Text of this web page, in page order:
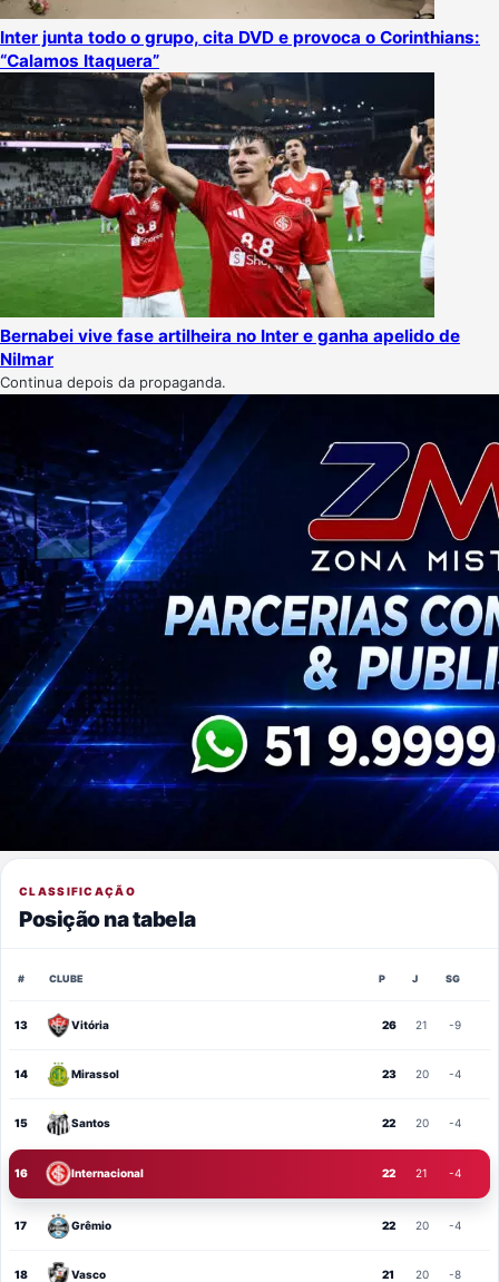
Inter junta todo o grupo, cita DVD e provoca o Corinthians:
“Calamos Itaquera”
Bernabei vive fase artilheira no Inter e ganha apelido de
Nilmar
Continua depois da propaganda.
CLASSIFICAÇÃO
Posição na tabela
# CLUBE P J SG
13 Vitória 26 21 -9
14 Mirassol 23 20 -4
15 Santos 22 20 -4
16 Internacional 22 21 -4
17 Grêmio 22 20 -4
18 Vasco 21 20 -8